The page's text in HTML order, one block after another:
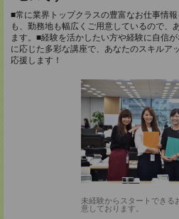
■常に業界トップクラスの豊富なお仕事情
も、勤務地も幅広くご用意しているので、
ます。■経験を活かしたい方や経験に自信
に応じた多彩な講座で、あなたのスキルア
応援します！
未経験からスタートできる
意しております。